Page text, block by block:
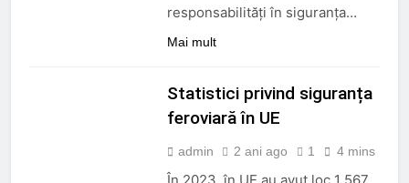
responsabilități în siguranța…
Mai mult
Statistici privind siguranța
feroviară în UE
admin 2 ani ago 1 4 mins